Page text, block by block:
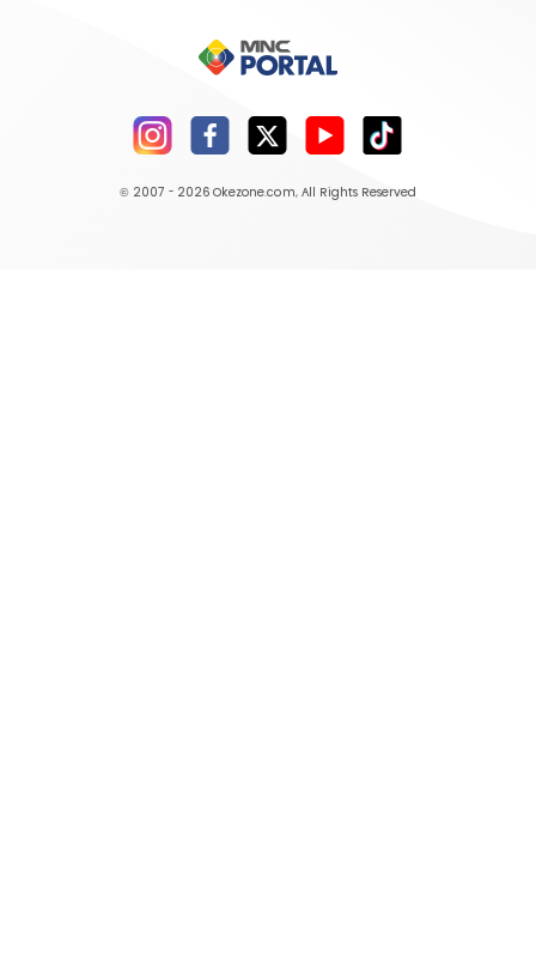
© 2007 - 2026 Okezone.com, All Rights Reserved